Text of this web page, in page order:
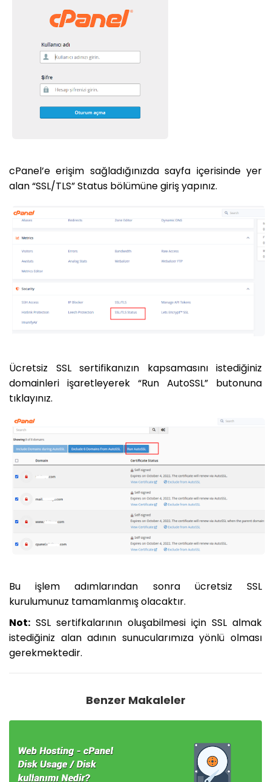
cPanel’e erişim sağladığınızda sayfa içerisinde yer
alan “SSL/TLS” Status bölümüne giriş yapınız.
Ücretsiz SSL sertifikanızın kapsamasını istediğiniz
domainleri işaretleyerek “Run AutoSSL” butonuna
tıklayınız.
Bu işlem adımlarından sonra ücretsiz SSL
kurulumunuz tamamlanmış olacaktır.
Not: SSL sertifkalarının oluşabilmesi için SSL almak
istediğiniz alan adının sunucularımıza yönlü olması
gerekmektedir.
Benzer Makaleler